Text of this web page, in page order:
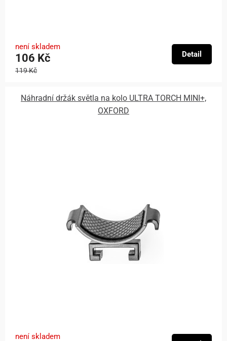
není skladem
106 Kč
119 Kč
Detail
Náhradní držák světla na kolo ULTRA TORCH MINI+,
OXFORD
není skladem